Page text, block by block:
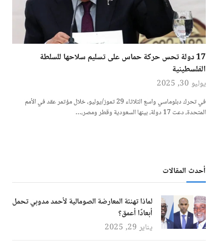
17 دولة تحس حركة حماس على تسليم سلاحها للسلطة
الفلسطينية
يوليو 30, 2025
في تحرك دبلوماسي واسع الثلاثاء 29 تموز/يوليو، خلال مؤتمر عقد في الأمم
المتحدة، دعت 17 دولة، بينها السعودية وقطر ومصر،…
أحدث المقالات
لماذا تهنئة المعارضة الصومالية لأحمد مدوبي تحمل
أبعادًا أعمق؟
يناير 29, 2025